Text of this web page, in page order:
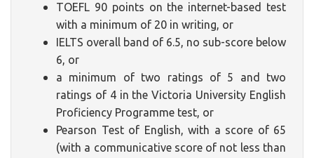
TOEFL 90 points on the internet-based test
with a minimum of 20 in writing, or
IELTS overall band of 6.5, no sub-score below
6, or
a minimum of two ratings of 5 and two
ratings of 4 in the Victoria University English
Proficiency Programme test, or
Pearson Test of English, with a score of 65
(with a communicative score of not less than